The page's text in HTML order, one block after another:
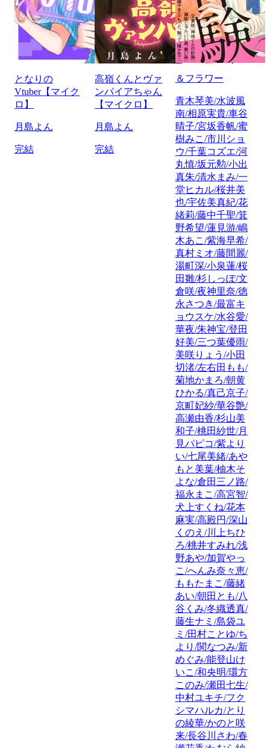
となりの
Vtuber【マイク
ロ】
月島よん
完結
高嶺くんとヴァ
ンパイアちゃん
【マイクロ】
月島よん
完結
＆フラワー
青木琴美/水波風
南/相原実貴/車谷
晴子/宮坂香帆/蜜
樹みこ/市川ショ
ウ/千葉コズエ/河
丸慎/坂元勲/小出
真朱/清水まみ/一
堂ヒカル/桜井美
也/宇佐美真紀/花
緒莉/藤中千聖/箕
野希望/蓮見游/嶋
木あこ/紫海早希/
真村ミオ/藤間麗/
湯町深/小泉蓮/桜
田雛/杉しっぽ/文
倉咲/夜神里奈/徳
永さつき/最富キ
ョウスケ/水谷愛/
華夜/朱神宝/登田
好美/三つ葉優雨/
美咲りょう/小田
切渚/左右田もも/
菊地かまろ/朝黄
ひかる/真己京子/
京町妃紗/華谷艶/
高瀬由香/杉山美
和子/桃田紗世/月
見パピコ/紫より
い/七尾美緒/あや
もと美葉/柚木そ
よな/倉田三ノ路/
福永まこ/高宮智/
犬上すくね/花本
麻実/高殿円/深山
くのえ/川上ちひ
ろ/桃井すみれ/浅
野あや/加賀やっ
こ/へんみ奈々恵/
ももたまこ/藤緒
あい/朝田とも/八
谷くみ/冬織透真/
藤生ナミ/島袋ユ
ミ/田村ことゆ/ち
より/関なつみ/新
めぐみ/能登山け
いこ/和央明/環方
このみ/瀬田七生/
中村ユキチ/フク
シマハルカ/とり
の綾華/かのと咲
来/長谷川さわ/春